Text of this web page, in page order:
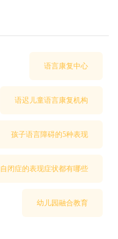
语言康复中心
语迟儿童语言康复机构
孩子语言障碍的5种表现
自闭症的表现症状都有哪些
幼儿园融合教育